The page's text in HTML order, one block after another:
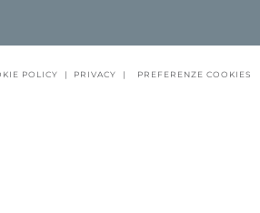
POLICY | PRIVACY | PREFERENZE COOKIES